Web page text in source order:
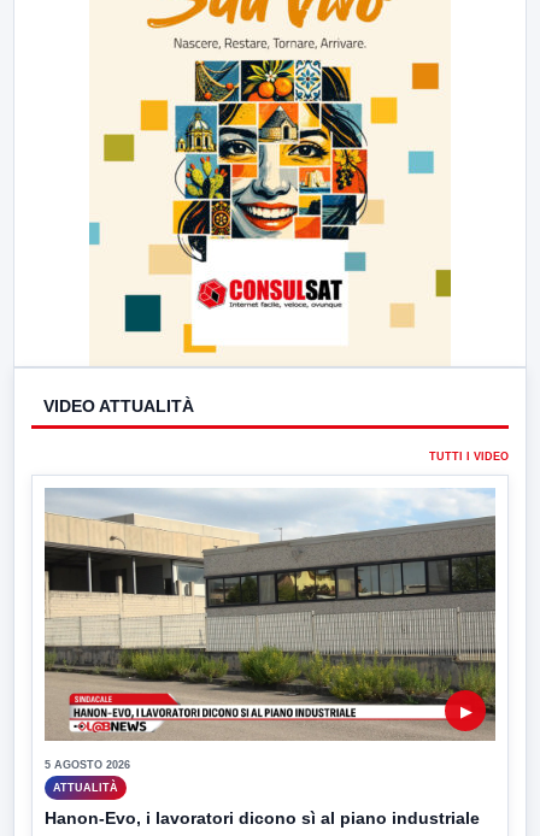
VIDEO ATTUALITÀ
TUTTI I VIDEO
▶
5 AGOSTO 2026
ATTUALITÀ
Hanon-Evo, i lavoratori dicono sì al piano industriale